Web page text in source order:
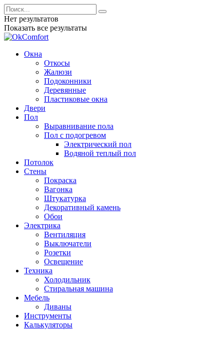
Нет результатов
Показать все результаты
Окна
Откосы
Жалюзи
Подоконники
Деревянные
Пластиковые окна
Двери
Пол
Выравнивание пола
Пол с подогревом
Электрический пол
Водяной теплый пол
Потолок
Стены
Покраска
Вагонка
Штукатурка
Декоративный камень
Обои
Электрика
Вентиляция
Выключатели
Розетки
Освещение
Техника
Холодильник
Стиральная машина
Мебель
Диваны
Инструменты
Калькуляторы